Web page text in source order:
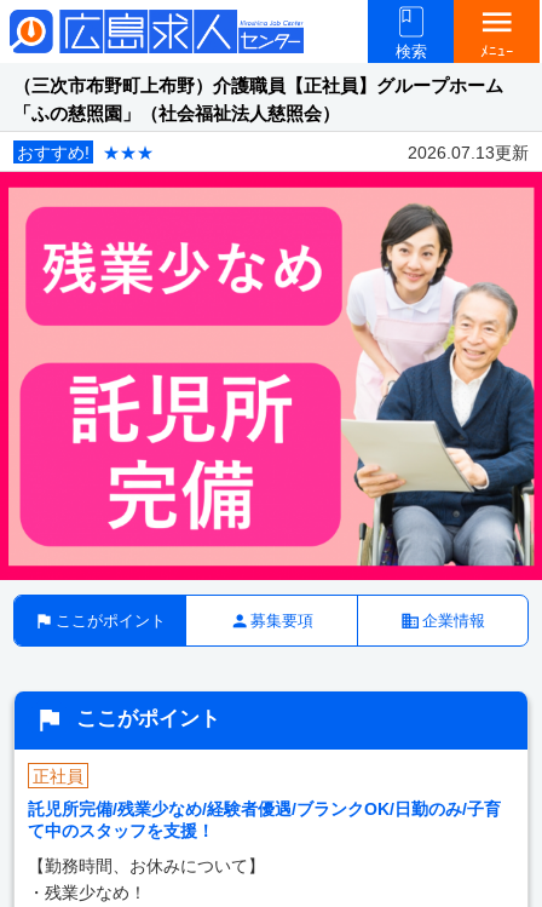
検索
menu
ﾒﾆｭｰ
（三次市布野町上布野）介護職員【正社員】グループホーム
「ふの慈照園」（社会福祉法人慈照会）
おすすめ! ★★★ 2026.07.13更新
ここがポイント 募集要項 企業情報
ここがポイント
正社員
託児所完備/残業少なめ/経験者優遇/ブランクOK/日勤のみ/子育
て中のスタッフを支援！
【勤務時間、お休みについて】
・残業少なめ！